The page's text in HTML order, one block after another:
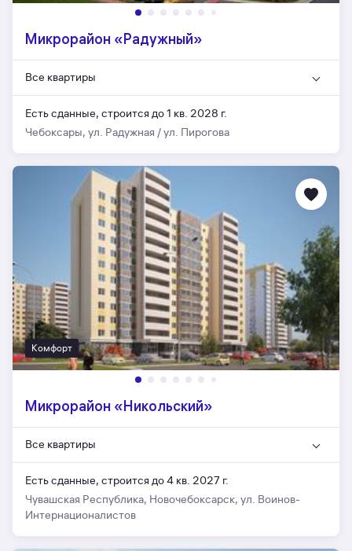
Микрорайон «Радужный»
Все квартиры
Есть сданные, строится до 1 кв. 2028 г.
Чебоксары, ул. Радужная / ул. Пирогова
Комфорт
Микрорайон «Никольский»
Все квартиры
Есть сданные, строится до 4 кв. 2027 г.
Чувашская Республика, Новочебоксарск, ул. Воинов-
Интернационалистов